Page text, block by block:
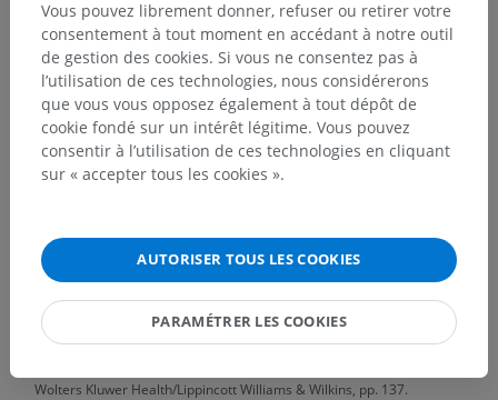
nerf spinal L2
se connecte au tronc sympathique. Les
rameaux communicants blancs permettent aux fibres
sympathiques préganglionnaires d'atteindre le tronc
sympathique, tandis que les rameaux communicants gris
permettent aux fibres sympathiques postganglionnaires
d'atteindre leurs cibles périphériques, telles que les glandes
sudoripares et les vaisseaux sanguins.
Références
Snell, R.S. (2010). ‘Chapter 14: The spinal cord and the ascending and
Wolters Kluwer Health/Lippincott Williams & Wilkins, pp. 137.
Vous pouvez librement donner, refuser ou retirer votre
consentement à tout moment en accédant à notre outil
de gestion des cookies. Si vous ne consentez pas à
l’utilisation de ces technologies, nous considérerons
que vous vous opposez également à tout dépôt de
cookie fondé sur un intérêt légitime. Vous pouvez
consentir à l’utilisation de ces technologies en cliquant
sur « accepter tous les cookies ».
AUTORISER TOUS LES COOKIES
PARAMÉTRER LES COOKIES